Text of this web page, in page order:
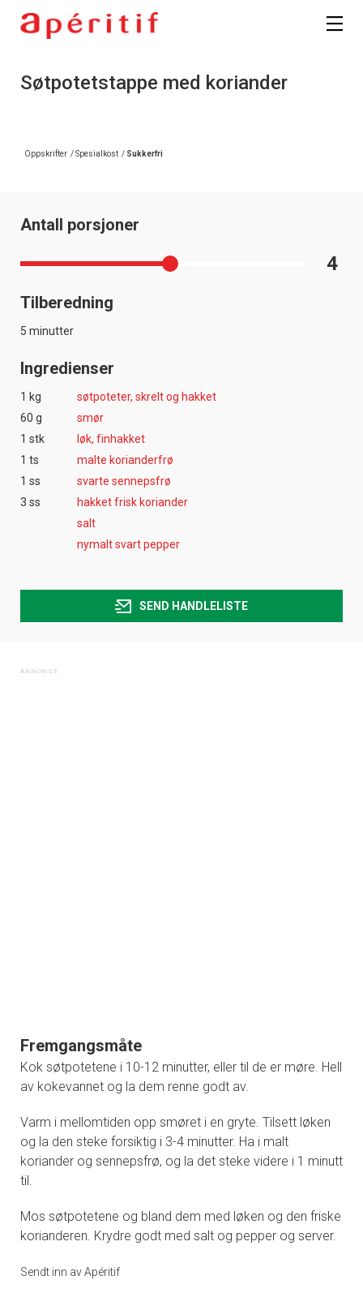
Søtpotetstappe med koriander
Oppskrifter /Spesialkost / Sukkerfri
Antall porsjoner
4
Tilberedning
5 minutter
Ingredienser
1 kg
søtpoteter, skrelt og hakket
60 g
smør
1 stk
løk, finhakket
1 ts
malte korianderfrø
1 ss
svarte sennepsfrø
3 ss
hakket frisk koriander
salt
nymalt svart pepper
SEND HANDLELISTE
Fremgangsmåte
Kok søtpotetene i 10-12 minutter, eller til de er møre. Hell
av kokevannet og la dem renne godt av.
Varm i mellomtiden opp smøret i en gryte. Tilsett løken
og la den steke forsiktig i 3-4 minutter. Ha i malt
koriander og sennepsfrø, og la det steke videre i 1 minutt
til.
Mos søtpotetene og bland dem med løken og den friske
korianderen. Krydre godt med salt og pepper og server.
Sendt inn av Apéritif